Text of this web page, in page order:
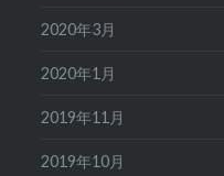
2020年3月
2020年1月
2019年11月
2019年10月